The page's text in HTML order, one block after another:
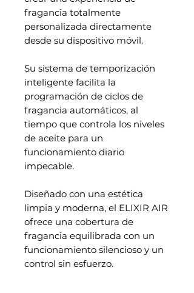
fragancia totalmente
personalizada directamente
desde su dispositivo móvil.
Su sistema de temporización
inteligente facilita la
programación de ciclos de
fragancia automáticos, al
tiempo que controla los niveles
de aceite para un
funcionamiento diario
impecable.
Diseñado con una estética
limpia y moderna, el ELIXIR AIR
ofrece una cobertura de
fragancia equilibrada con un
funcionamiento silencioso y un
control sin esfuerzo.